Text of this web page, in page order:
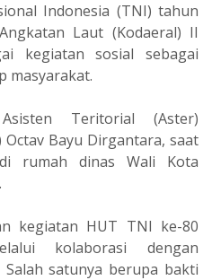
Indonesia (TNI) tahun
Laut (Kodaeral) II
kegiatan sosial sebagai
masyarakat.
Teritorial (Aster)
Bayu Dirgantara, saat
rumah dinas Wali Kota
kegiatan HUT TNI ke-80
kolaborasi dengan
Salah satunya berupa bakti